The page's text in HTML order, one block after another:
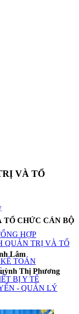
HỢP
QUẢN TRỊ VÀ TỔ
TOÁN
BỊ Y TẾ
- QUẢN LÝ
VÀ TỔ
TỔ CHỨC CÁN BỘ
Lâm
Thị Phương